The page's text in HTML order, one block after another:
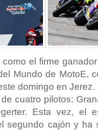
el firme
Mundo de MotoE,
domingo en
cuatro pilotos:
Esta vez, el
segundo cajón y ha